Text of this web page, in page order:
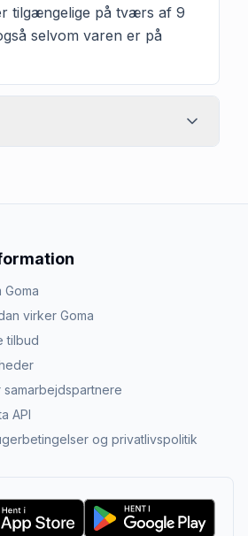
tilgængelige på tværs af 9
selvom varen er på
Goma
virker Goma
tilbud
samarbejdspartnere
API
og privatlivspolitik